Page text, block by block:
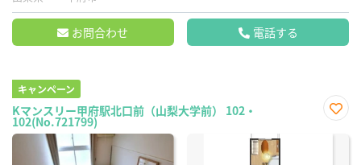
お問合わせ 電話する
キャンペーン
Kマンスリー甲府駅北口前（山梨大学前） 102・
102(No.721799)
に入